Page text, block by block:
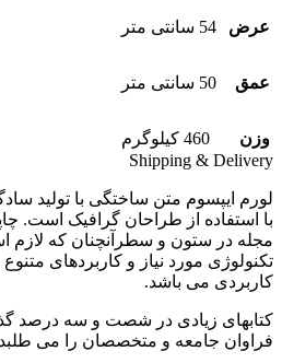
عرض 54 سانتی متر
عمق 50 سانتی متر
وزن
460 کیلوگرم
Shipping & Delivery
لورم ایپسوم متن ساختگی با تولید
با استفاده از طراحان گرافیک است.
مجله در ستون و سطرآنچنان که لازم
تکنولوژی مورد نیاز و کاربردهای متنوع
کاربردی می باشد.
کتابهای زیادی در شصت و سه درصد
فراوان جامعه و متخصصان را می طلبد